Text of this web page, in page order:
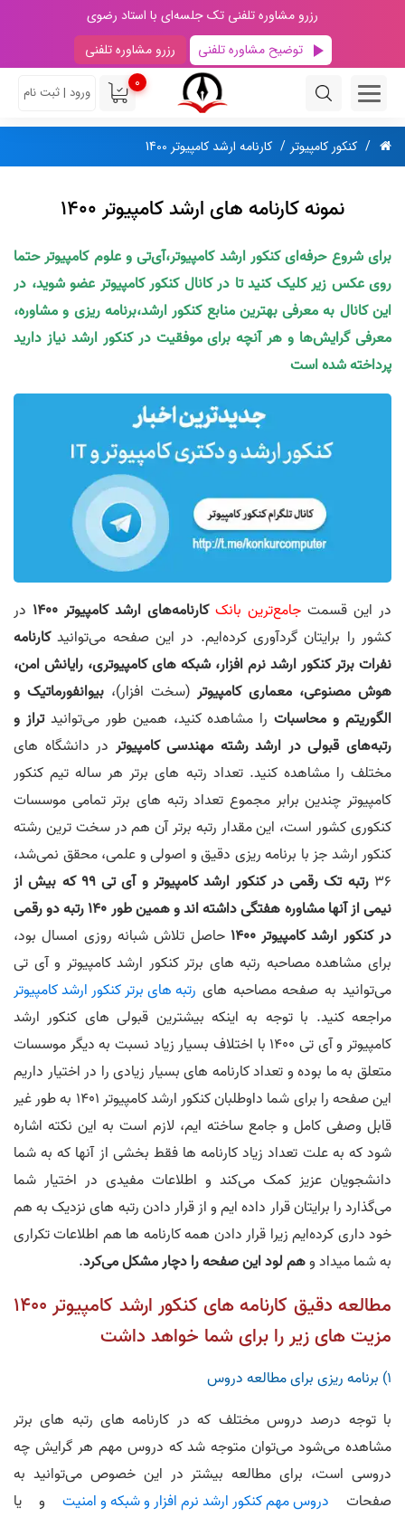
رزرو مشاوره تلفنی تک جلسه‌ای با استاد رضوی
توضیح مشاوره تلفنی
رزرو مشاوره تلفنی
0
ورود | ثبت نام
کنکور کامپیوتر کارنامه‌ ارشد کامپیوتر 1400
نمونه کارنامه های ارشد کامپیوتر 1400
برای شروع حرفه‌ای کنکور ارشد کامپیوتر،آی‌تی و علوم کامپیوتر حتما
روی عکس زیر کلیک کنید تا در کانال کنکور کامپیوتر عضو شوید، در
این کانال به معرفی بهترین منابع کنکور ارشد،برنامه ریزی و مشاوره،
معرفی گرایش‌ها و هر آنچه برای موفقیت در کنکور ارشد نیاز دارید
پرداخته شده است
در این قسمت جامع‌ترین بانک کارنامه‌های ارشد کامپیوتر 1400
در
کشور را برایتان گردآوری کرده‌ایم. در این صفحه می‌توانیدکارنامه
نفرات برتر کنکور ارشد نرم افزار، شبکه های کامپیوتری، رایانش امن،
هوش مصنوعی، معماری کامپیوتر(سخت افزار)،بیوانفورماتیک و
الگوریتم و محاسباترا مشاهده کنید، همین طور می‌توانیدتراز و
رتبه‌های قبولی در ارشد رشته مهندسی کامپیوتر در دانشگاه های
مختلف را مشاهده کنید. تعداد رتبه های برتر هر ساله تیم کنکور
کامپیوتر چندین برابر مجموع تعداد رتبه های برتر تمامی موسسات
کنکوری کشور است، این مقدار رتبه برتر آن هم در سخت ترین رشته
کنکور ارشد جز با برنامه ریزی دقیق و اصولی و علمی، محقق نمی‌شد،
36
رتبه تک رقمی در کنکور ارشد کامپیوتر و آی تی 99 که بیش از
نیمی از آنها مشاوره هفتگی داشته اند و همین طور 140 رتبه دو رقمی
در کنکور ارشد کامپیوتر 1400
حاصل تلاش شبانه روزی امسال بود،
برای مشاهده مصاحبه رتبه های برتر کنکور ارشد کامپیوتر و آی تی
می‌توانید به صفحه مصاحبه های رتبه های برتر کنکور ارشد کامپیوتر
مراجعه کنید. با توجه به اینکه بیشترین قبولی های کنکور ارشد
کامپیوتر و آی تی 1400 با اختلاف بسیار زیاد نسبت به دیگر موسسات
متعلق به ما بوده و تعداد کارنامه های بسیار زیادی را در اختیار داریم
این صفحه را برای شما داوطلبان کنکور ارشد کامپیوتر 1401 به طور غیر
قابل وصفی کامل و جامع ساخته ایم، لازم است به این نکته اشاره
شود که به علت تعداد زیاد کارنامه ها فقط بخشی از آنها که به شما
دانشجویان عزیز کمک می‌کند و اطلاعات مفیدی در اختیار شما
می‌گذارد را برایتان قرار داده ایم و از قرار دادن رتبه های نزدیک به هم
خود داری کرده‌ایم زیرا قرار دادن همه کارنامه ها هم اطلاعات تکراری
به شما میداد وهم لود این صفحه را دچار مشکل می‌کرد.
مطالعه دقیق کارنامه های کنکور ارشد کامپیوتر 1400
مزیت های زیر را برای شما خواهد داشت
1) برنامه ریزی برای مطالعه دروس
با توجه درصد دروس مختلف که در کارنامه های رتبه های برتر
مشاهده می‌شود می‌توان متوجه شد که دروس مهم هر گرایش چه
دروسی است، برای مطالعه بیشتر در این خصوص می‌توانید به
صفحات دروس مهم کنکور ارشد نرم افزار و شبکه و امنیت و یا